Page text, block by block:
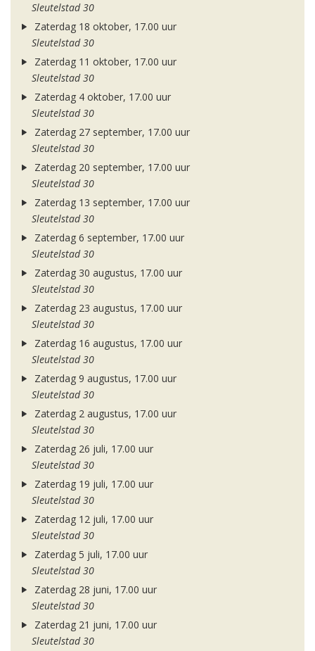
Sleutelstad 30
Zaterdag 18 oktober, 17.00 uur
Sleutelstad 30
Zaterdag 11 oktober, 17.00 uur
Sleutelstad 30
Zaterdag 4 oktober, 17.00 uur
Sleutelstad 30
Zaterdag 27 september, 17.00 uur
Sleutelstad 30
Zaterdag 20 september, 17.00 uur
Sleutelstad 30
Zaterdag 13 september, 17.00 uur
Sleutelstad 30
Zaterdag 6 september, 17.00 uur
Sleutelstad 30
Zaterdag 30 augustus, 17.00 uur
Sleutelstad 30
Zaterdag 23 augustus, 17.00 uur
Sleutelstad 30
Zaterdag 16 augustus, 17.00 uur
Sleutelstad 30
Zaterdag 9 augustus, 17.00 uur
Sleutelstad 30
Zaterdag 2 augustus, 17.00 uur
Sleutelstad 30
Zaterdag 26 juli, 17.00 uur
Sleutelstad 30
Zaterdag 19 juli, 17.00 uur
Sleutelstad 30
Zaterdag 12 juli, 17.00 uur
Sleutelstad 30
Zaterdag 5 juli, 17.00 uur
Sleutelstad 30
Zaterdag 28 juni, 17.00 uur
Sleutelstad 30
Zaterdag 21 juni, 17.00 uur
Sleutelstad 30